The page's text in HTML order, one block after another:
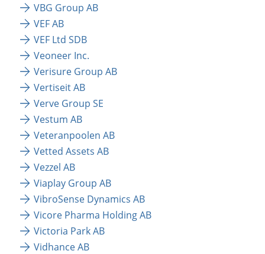
VBG Group AB
VEF AB
VEF Ltd SDB
Veoneer Inc.
Verisure Group AB
Vertiseit AB
Verve Group SE
Vestum AB
Veteranpoolen AB
Vetted Assets AB
Vezzel AB
Viaplay Group AB
VibroSense Dynamics AB
Vicore Pharma Holding AB
Victoria Park AB
Vidhance AB